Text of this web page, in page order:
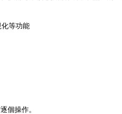
等功能
個操作。